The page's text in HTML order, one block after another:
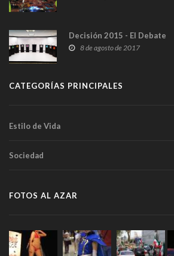
Decisión 2015 - El Debate
8 de agosto de 2017
CATEGORÍAS PRINCIPALES
Estilo de Vida
Sociedad
FOTOS AL AZAR